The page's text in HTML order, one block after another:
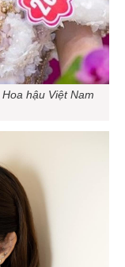
Hoa hậu Việt Nam